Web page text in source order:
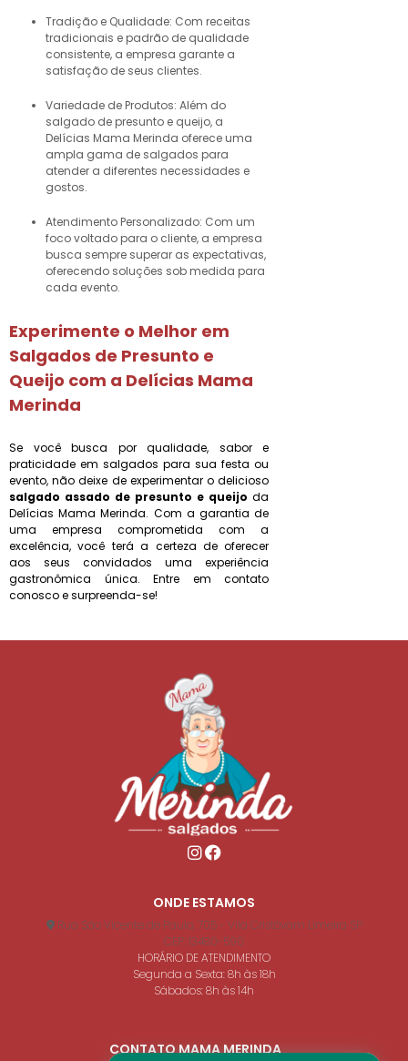
Tradição e Qualidade: Com receitas
tradicionais e padrão de qualidade
consistente, a empresa garante a
satisfação de seus clientes.
Variedade de Produtos: Além do
salgado de presunto e queijo, a
Delícias Mama Merinda oferece uma
ampla gama de salgados para
atender a diferentes necessidades e
gostos.
Atendimento Personalizado: Com um
foco voltado para o cliente, a empresa
busca sempre superar as expectativas,
oferecendo soluções sob medida para
cada evento.
Experimente o Melhor em
Salgados de Presunto e
Queijo com a Delícias Mama
Merinda
Se você busca por qualidade, sabor e
praticidade em salgados para sua festa ou
evento, não deixe de experimentar o delicioso
salgado assado de presunto e queijo da
Delícias Mama Merinda. Com a garantia de
uma empresa comprometida com a
excelência, você terá a certeza de oferecer
aos seus convidados uma experiência
gastronômica única. Entre em contato
conosco e surpreenda-se!
ONDE ESTAMOS
Rua São Vicente de Paulo, 705 - Vila Cristóvam Limeira SP
CEP: 13480-590
HORÁRIO DE ATENDIMENTO
Segunda a Sexta: 8h às 18h
Sábados: 8h às 14h
CONTATO MAMA MERINDA